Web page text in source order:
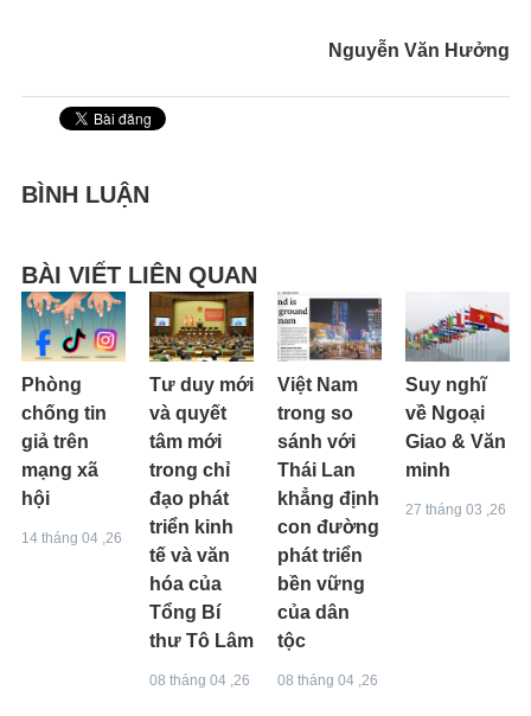
Nguyễn Văn Hưởng
BÌNH LUẬN
BÀI VIẾT LIÊN QUAN
Phòng
chống tin
giả trên
mạng xã
hội
14 tháng 04 ,26
Tư duy mới
và quyết
tâm mới
trong chỉ
đạo phát
triển kinh
tế và văn
hóa của
Tổng Bí
thư Tô Lâm
08 tháng 04 ,26
Việt Nam
trong so
sánh với
Thái Lan
khẳng định
con đường
phát triển
bền vững
của dân
tộc
08 tháng 04 ,26
Suy nghĩ
về Ngoại
Giao & Văn
minh
27 tháng 03 ,26